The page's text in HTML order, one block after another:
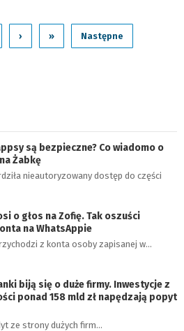
› » Następne
są bezpieczne? Co wiadomo o
Żabkę
nieautoryzowany dostęp do części
o głos na Zofię. Tak oszuści
na WhatsAppie
z konta osoby zapisanej w…
biją się o duże firmy. Inwestycje z
ponad 158 mld zł napędzają popyt
ze strony dużych firm…